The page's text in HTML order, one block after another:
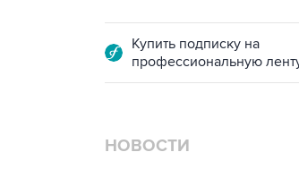
Купить подписку на
профессиональную
НОВОСТИ